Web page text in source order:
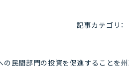
記事カテゴリ：
民間部門の投資を促進することを